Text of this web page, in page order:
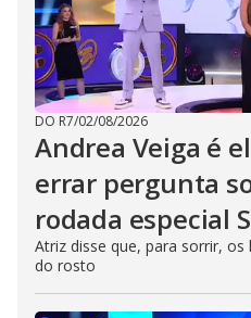
DO R7/02/08/2026
Andrea Veiga é
errar pergunta
rodada especial
Atriz disse que, para sorrir,
do rosto